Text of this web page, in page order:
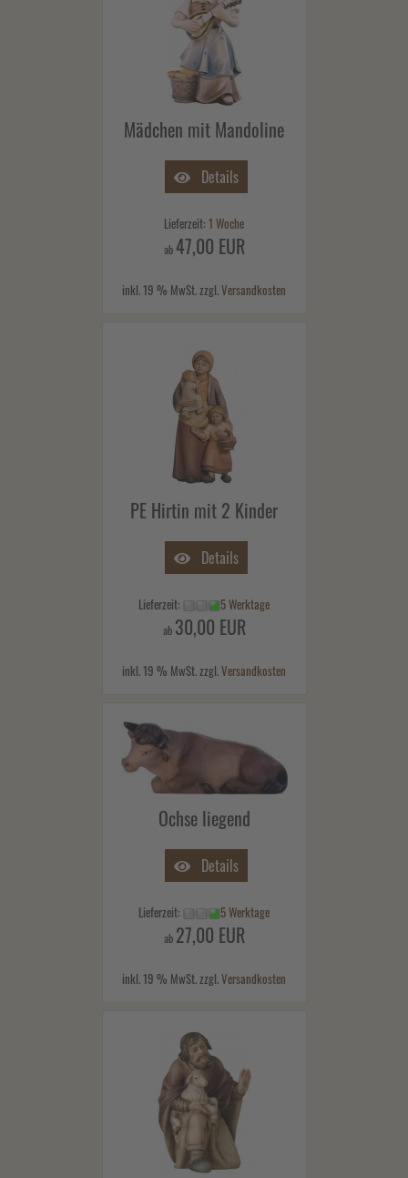
Mädchen mit Mandoline
Details
Lieferzeit: 1 Woche
ab 47,00 EUR
inkl. 19 % MwSt. zzgl.Versandkosten
PE Hirtin mit 2 Kinder
Details
Lieferzeit: 5 Werktage
ab 30,00 EUR
inkl. 19 % MwSt. zzgl.Versandkosten
Ochse liegend
Details
Lieferzeit: 5 Werktage
ab 27,00 EUR
inkl. 19 % MwSt. zzgl.Versandkosten